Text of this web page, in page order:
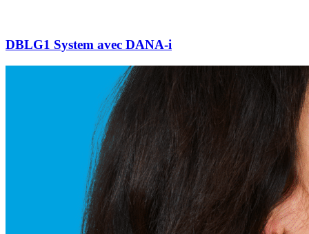
DBLG1 System avec DANA-i